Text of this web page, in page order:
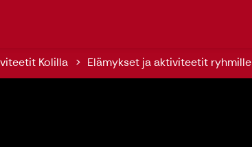
Kolilla Elämykset ja aktiviteetit ryhmille